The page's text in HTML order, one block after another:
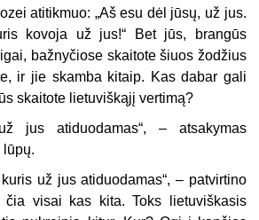
atitikmuo: „Aš esu dėl jūsų, už jus.
kovoja už jus!“ Bet jūs, brangūs
bažnyčiose skaitote šiuos žodžius
ir jie skamba kitaip. Kas dabar gali
skaitote lietuviškąjį vertimą?
jus atiduodamas“, – atsakymas
lūpų.
už jus atiduodamas“, – patvirtino
čia visai kas kita. Toks lietuviškasis